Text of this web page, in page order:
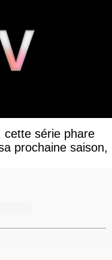
cette série phare
prochaine saison,